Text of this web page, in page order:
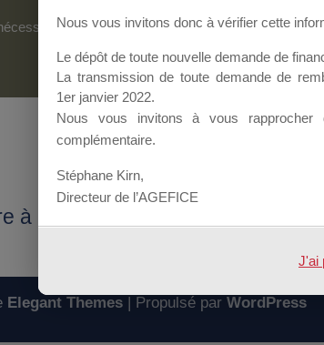
d’êtreinscrit(e)pour pouvoir rejoindre ce
à : Mallette du dirigeant 2017
Elegant Themes| Propulsé par WordPress
Nous vous invitons donc à vérifier cette
Le dépôt de toute nouvelle demande de
La transmission de toute demande de
1er janvier 2022.
Nous vous invitons à vous rapprocher
complémentaire.
Stéphane Kirn,
Directeur de l’AGEFICE
J'ai